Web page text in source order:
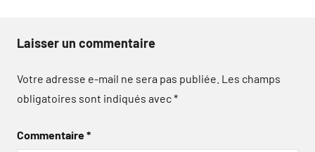
Laisser un commentaire
Votre adresse e-mail ne sera pas publiée. Les champs
obligatoires sont indiqués avec*
Commentaire*